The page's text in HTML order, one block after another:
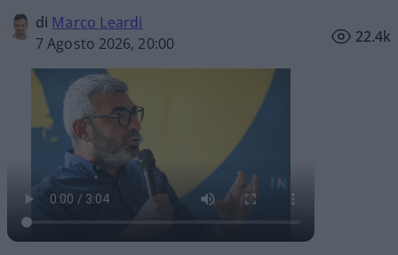
di Marco Leardi
7 Agosto 2026, 20:00
22.4k